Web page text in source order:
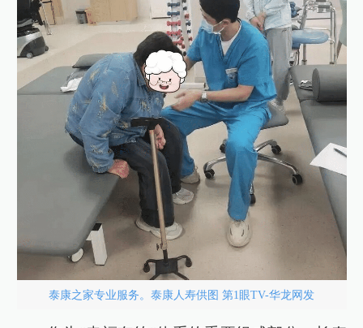
泰康之家专业服务。泰康人寿供图 第1眼TV-华龙网发